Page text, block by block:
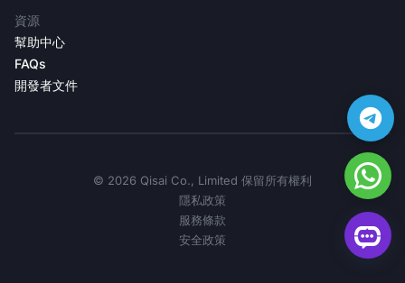
資源
幫助中心
FAQs
開發者文件
©️ 2026 Qisai Co., Limited 保留所有權利
隱私政策
服務條款
安全政策